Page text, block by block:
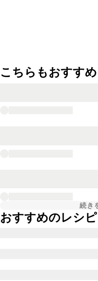
こちらもおすすめ
続き
おすすめのレシ